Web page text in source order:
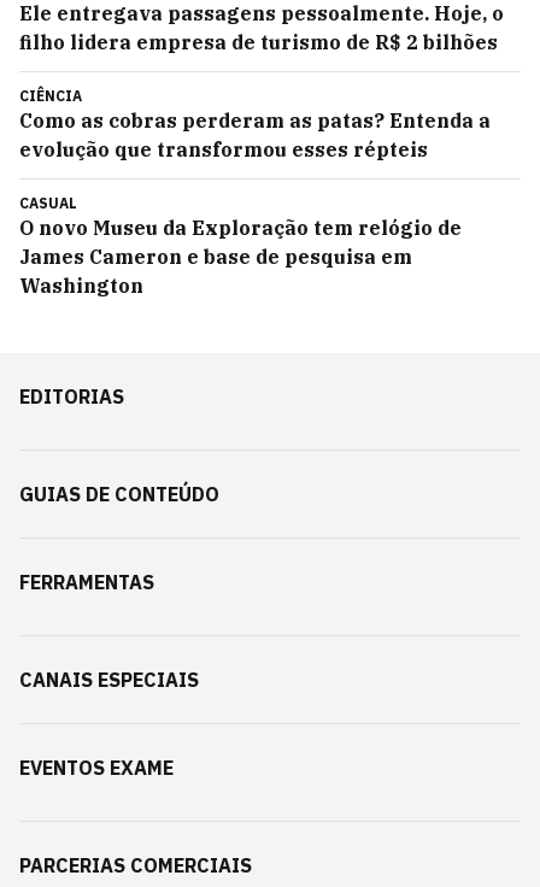
Ele entregava passagens pessoalmente. Hoje, o
filho lidera empresa de turismo de R$ 2 bilhões
CIÊNCIA
Como as cobras perderam as patas? Entenda a
evolução que transformou esses répteis
CASUAL
O novo Museu da Exploração tem relógio de
James Cameron e base de pesquisa em
Washington
EDITORIAS
GUIAS DE CONTEÚDO
FERRAMENTAS
CANAIS ESPECIAIS
EVENTOS EXAME
PARCERIAS COMERCIAIS